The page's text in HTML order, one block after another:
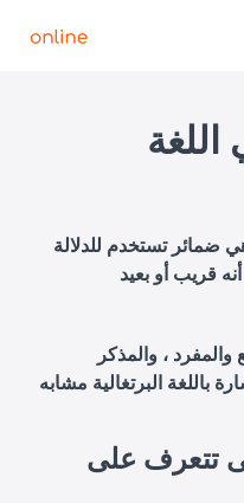
ضمائر تستخدم للدلالة
، والمذكر
باللغة البرتغالية مشابه
تتعرف على